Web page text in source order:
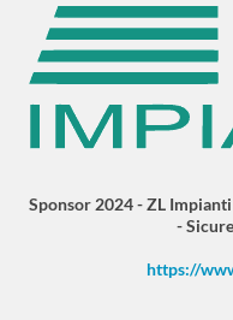
Sponsor 2024 - ZL
-
https://